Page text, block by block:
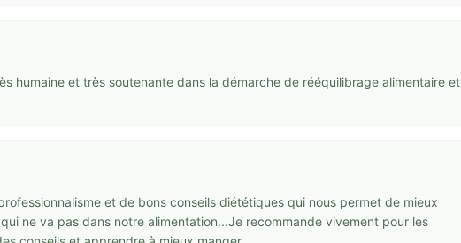
humaine et très soutenante dans la démarche de rééquilibrage alimentaire et
et de bons conseils diététiques qui nous permet de mieux
ne va pas dans notre alimentation...Je recommande vivement pour les